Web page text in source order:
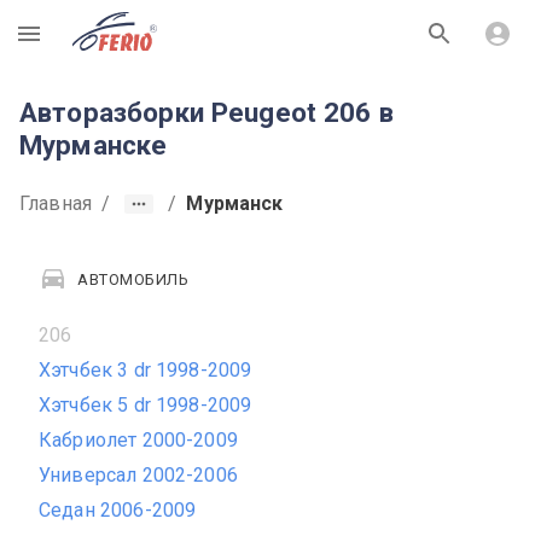
R
Авторазборки Peugeot 206 в
Мурманске
Главная / / Мурманск
АВТОМОБИЛЬ
206
Хэтчбек 3 dr 1998-2009
Хэтчбек 5 dr 1998-2009
Кабриолет 2000-2009
Универсал 2002-2006
Седан 2006-2009